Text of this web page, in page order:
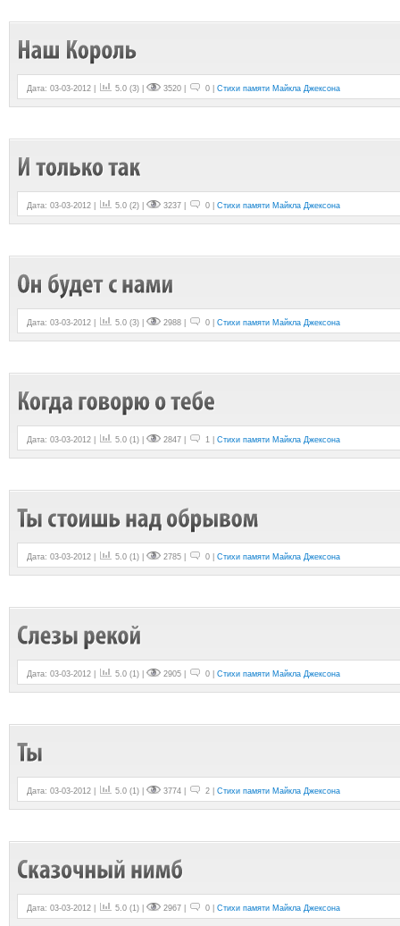
Дата: 03-03-2012 | 5.0 (3) | 3520 | 0 | Стихи памяти Майкла Джексона
Дата: 03-03-2012 | 5.0 (2) | 3237 | 0 | Стихи памяти Майкла Джексона
Дата: 03-03-2012 | 5.0 (3) | 2988 | 0 | Стихи памяти Майкла Джексона
Дата: 03-03-2012 | 5.0 (1) | 2847 | 1 | Стихи памяти Майкла Джексона
Дата: 03-03-2012 | 5.0 (1) | 2785 | 0 | Стихи памяти Майкла Джексона
Дата: 03-03-2012 | 5.0 (1) | 2905 | 0 | Стихи памяти Майкла Джексона
Дата: 03-03-2012 | 5.0 (1) | 3774 | 2 | Стихи памяти Майкла Джексона
Дата: 03-03-2012 | 5.0 (1) | 2967 | 0 | Стихи памяти Майкла Джексона